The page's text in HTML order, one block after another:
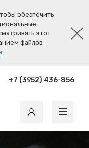
обеспечить
этот
файлов
+7 (3952) 436-856